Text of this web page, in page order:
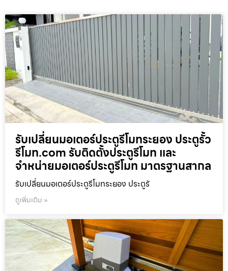
รับเปลี่ยนมอเตอร์ประตูรีโมทระยอง ประตูรั้ว
รีโมท.com รับติดตั้งประตูรีโมท และ
จำหน่ายมอเตอร์ประตูรีโมท มาตรฐานสากล
รับเปลี่ยนมอเตอร์ประตูรีโมทระยอง ประตูรั
ดูเพิ่มเติม »